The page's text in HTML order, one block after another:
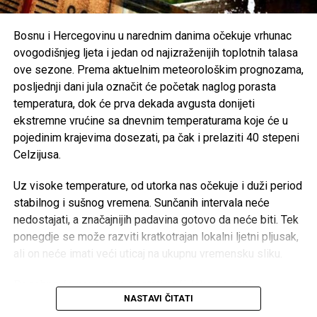
njihovim porodicama, naglašavajući da će prilika za muziku
i zabavu uvijek biti, dok izgubljeni životi ne mogu biti
vraćeni.
Brojni građani podržali su ovu odluku, ističući da u
trenucima kolektivne tuge solidarnost i suosjećanje moraju
biti ispred svih drugih interesa.
Rasprava koja se razvila na društvenim mrežama još
jednom je pokazala koliko je važno njegovati kulturu
empatije, poštovanja i odgovornosti, posebno u trenucima
kada cijela zajednica dijeli bol zbog nenadoknadivog
gubitka.
Tweet Share
Bosnu i Hercegovinu u narednim danima očekuje vrhunac
ovogodišnjeg ljeta i jedan od najizraženijih toplotnih talasa
ove sezone. Prema aktuelnim meteorološkim prognozama,
posljednji dani jula označit će početak naglog porasta
temperatura, dok će prva dekada avgusta donijeti
ekstremne vrućine sa dnevnim temperaturama koje će u
pojedinim krajevima dosezati, pa čak i prelaziti 40 stepeni
Celzijusa.
Uz visoke temperature, od utorka nas očekuje i duži period
stabilnog i sušnog vremena. Sunčanih intervala neće
nedostajati, a značajnijih padavina gotovo da neće biti. Tek
ponegdje se može razviti kratkotrajan lokalni ljetni pljusak,
ali on neće imati veći uticaj na ukupnu vremensku sliku.
Posebno će neugodne postati noći. Iako se dani
postepeno skraćuju, temperature će nastaviti rasti, pa će
NASTAVI ČITATI